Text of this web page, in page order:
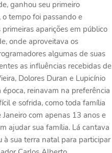
ganhou seu primeiro
o tempo foi passando e
aparições em público
onde aproveitava os
algumas de suas
as influências recebidas de
Dolores Duran e Lupicínio
reinavam na preferência
e sofrida, como toda família
com apenas 13 anos e
ajudar sua família. Lá cantava
sua terra natal para participar